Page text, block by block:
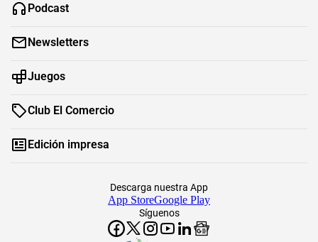
Podcast
Newsletters
Juegos
Club El Comercio
Edición impresa
Síguenos
Descarga nuestra App
App StoreGoogle Play